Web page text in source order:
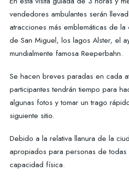
vendedores ambulantes serán
atracciones más emblemáticas de
de San Miguel, los lagos Alster, el
mundialmente famosa Reeperbahn.
Se hacen breves paradas en cada
participantes tendrán tiempo para
algunas fotos y tomar un trago
siguiente sitio.
Debido a la relativa llanura de la
apropiados para personas de
capacidad física.